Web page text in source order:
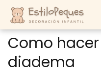
Como
diadema